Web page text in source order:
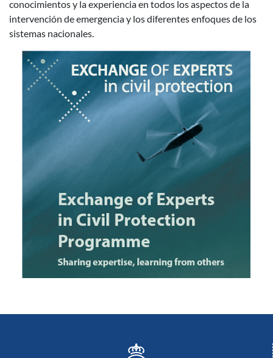
conocimientos y la experiencia en todos los aspectos de la
intervención de emergencia y los diferentes enfoques de los
sistemas nacionales.